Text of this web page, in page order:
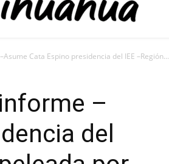
Cata Espino presidencia del IEE –Región...
–
del